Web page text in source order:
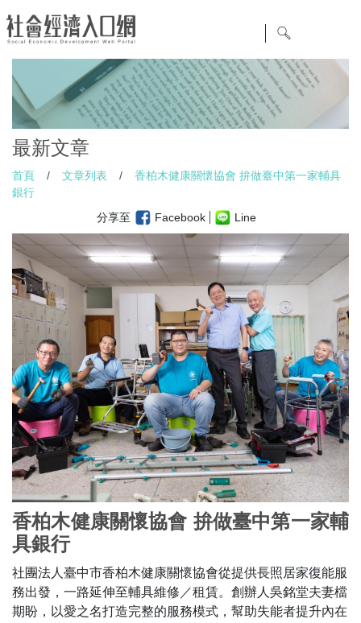
最新文章
首頁 / 文章列表 /
香柏木健康關懷協會 拚做臺中第一家輔具
銀行
分享至
Facebook Line
香柏木健康關懷協會 拚做臺中第一家輔
具銀行
社團法人臺中市香柏木健康關懷協會從提供長照居家復能服
務出發，一路延伸至輔具維修／租賃。創辦人吳銘堂夫妻檔
期盼，以愛之名打造完整的服務模式，幫助失能者提升內在